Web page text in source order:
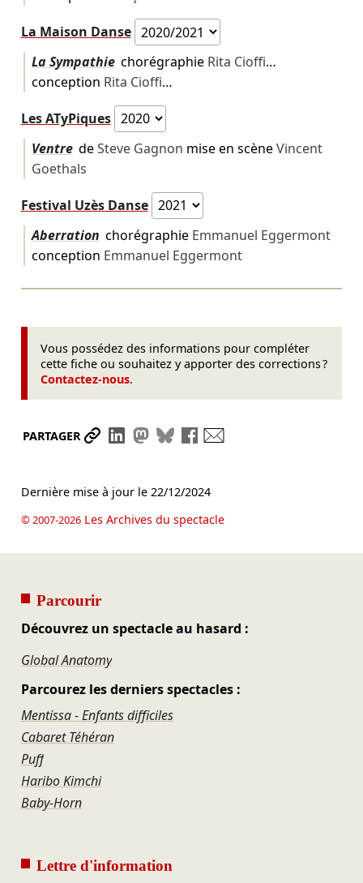
La Maison Danse
La Sympathiechorégraphie Rita Cioffi…
conception Rita Cioffi…
Les ATyPiques
VentredeSteve Gagnon mise en scèneVincent
Goethals
Festival Uzès Danse
Aberration chorégraphie Emmanuel Eggermont
conception Emmanuel Eggermont
Vous possédez des informations pour compléter
cette fiche ou souhaitez y apporter des corrections ?
Contactez-nous.
PARTAGER Partager le lien
Partager sur LinkedIn
Partager sur Mastodon
Partager sur Bluesky
Partager sur Facebook
Dernière mise à jour le 22/12/2024
© 2007-2026Les Archives du spectacle
Parcourir
Découvrez un spectacle au hasard :
Global Anatomy
Parcourez les derniers spectacles :
Mentissa - Enfants difficiles
Cabaret Téhéran
Puff
Haribo Kimchi
Baby-Horn
Lettre d'information